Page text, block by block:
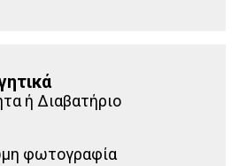
ή Διαβατήριο
φωτογραφία